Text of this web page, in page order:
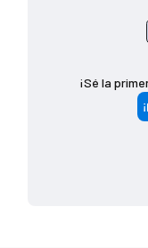
$ 7 5 0 - $ 1 4 4 9